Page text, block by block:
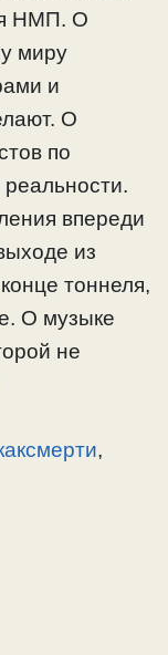
НМП. О
миру
и
О
по
впереди
из
тоннеля,
О музыке
не
,